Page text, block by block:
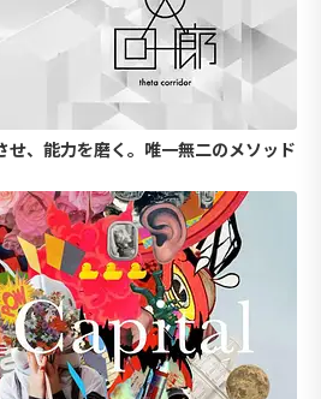
せ、能力を磨く。唯一無二のメソッド